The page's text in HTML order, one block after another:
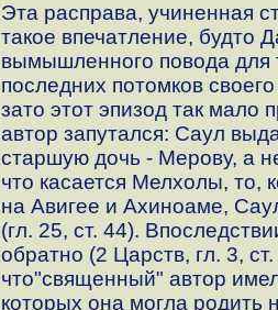
Эта расправа, учиненная
такое впечатление, будто
вымышленного повода для
последних потомков
зато этот эпизод так мало
автор запутался: Саул
старшую дочь - Мерову, а
что касается Мелхолы, то,
на Авигее и Ахиноаме,
(гл. 25, ст. 44).
обратно (2 Царств, гл. 3,
что"священный" автор
которых она могла родить